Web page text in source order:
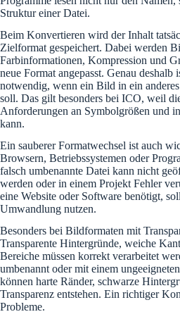
Struktur einer Datei.
Beim Konvertieren wird der Inhalt
Zielformat gespeichert. Dabei werden
Farbinformationen, Kompression und
neue Format angepasst. Genau deshalb
notwendig, wenn ein Bild in ein
soll. Das gilt besonders bei ICO, weil
Anforderungen an Symbolgrößen und
kann.
Ein sauberer Formatwechsel ist auch
Browsern, Betriebssystemen oder
falsch umbenannte Datei kann nicht
werden oder in einem Projekt Fehler
eine Website oder Software benötigt,
Umwandlung nutzen.
Besonders bei Bildformaten mit
Transparente Hintergründe, weiche
Bereiche müssen korrekt verarbeitet
umbenannt oder mit einem
können harte Ränder, schwarze
Transparenz entstehen. Ein richtiger
Probleme.